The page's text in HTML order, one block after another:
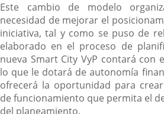
Este cambio de modelo
necesidad de mejorar el
iniciativa, tal y como se puso de
elaborado en el proceso de
nueva Smart City VyP contará con
lo que le dotará de autonomía
ofrecerá la oportunidad para
de funcionamiento que permita el
del planeamiento.